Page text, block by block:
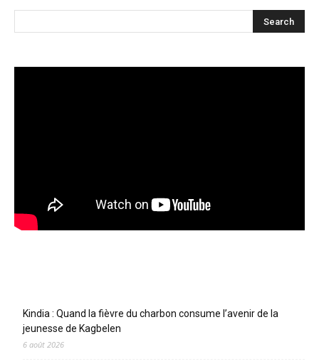
Kindia : Quand la fièvre du charbon consume l’avenir de la
jeunesse de Kagbelen
6 août 2026